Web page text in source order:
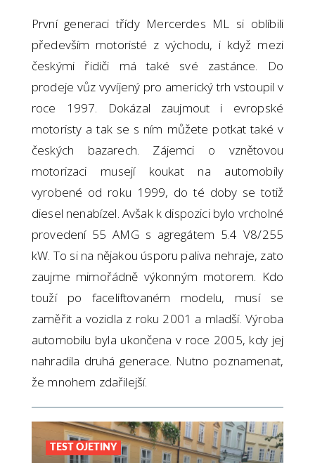
První generaci třídy Mercerdes ML si oblíbili
především motoristé z východu, i když mezi
českými řidiči má také své zastánce. Do
prodeje vůz vyvíjený pro americký trh vstoupil v
roce 1997. Dokázal zaujmout i evropské
motoristy a tak se s ním můžete potkat také v
českých bazarech. Zájemci o vznětovou
motorizaci musejí koukat na automobily
vyrobené od roku 1999, do té doby se totiž
diesel nenabízel. Avšak k dispozici bylo vrcholné
provedení 55 AMG s agregátem 5.4 V8/255
kW. To si na nějakou úsporu paliva nehraje, zato
zaujme mimořádně výkonným motorem. Kdo
touží po faceliftovaném modelu, musí se
zaměřit a vozidla z roku 2001 a mladší. Výroba
automobilu byla ukončena v roce 2005, kdy jej
nahradila druhá generace. Nutno poznamenat,
že mnohem zdařilejší.
TEST OJETINY